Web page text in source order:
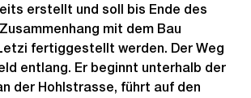
erstellt und soll bis Ende des
mit dem Bau
fertiggestellt werden. Der Weg
entlang. Er beginnt unterhalb der
der Hohlstrasse, führt auf den